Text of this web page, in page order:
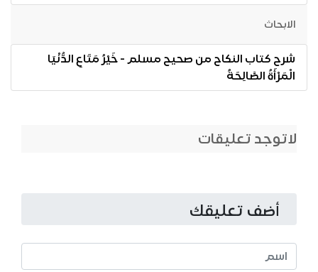
الابحاث
شرح كتاب النكاح من صحيح مسلم - خَيْرُ مَتَاعِ الدُّنْيَا
الْمَرْأَةُ الصَّالِحَةُ
لاتوجد تعليقات
أضف تعليقك